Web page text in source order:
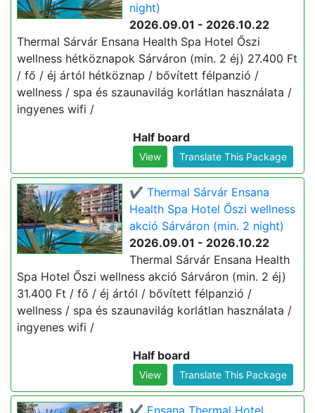
night)
2026.09.01 - 2026.10.22
Thermal Sárvár Ensana Health Spa Hotel Őszi
wellness hétköznapok Sárváron (min. 2 éj) 27.400 Ft
/ fő / éj ártól hétköznap / bővített félpanzió /
wellness / spa és szaunavilág korlátlan használata /
ingyenes wifi /
Half board
View Translate This Package
✔️ Thermal Sárvár Ensana
Health Spa Hotel Őszi wellness
akció Sárváron (min. 2 night)
2026.09.01 - 2026.10.22
Thermal Sárvár Ensana Health
Spa Hotel Őszi wellness akció Sárváron (min. 2 éj)
31.400 Ft / fő / éj ártól / bővített félpanzió /
wellness / spa és szaunavilág korlátlan használata /
ingyenes wifi /
Half board
View Translate This Package
✔️ Ensana Thermal Hotel